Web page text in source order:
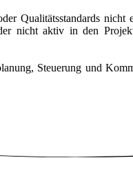
Qualitätsstandards nicht
nicht aktiv in den
Steuerung und